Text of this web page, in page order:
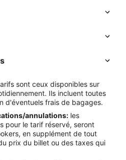
sont ceux disponibles sur
Ils incluent toutes
d'éventuels frais de bagages.
annulations: les
pour le tarif réservé, seront
en supplément de tout
prix du billet ou des taxes qui